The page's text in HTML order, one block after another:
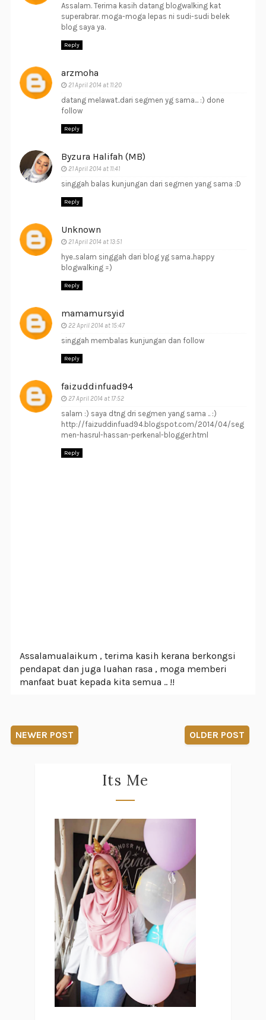
Assalam. Terima kasih datang blogwalking kat
superabrar. moga-moga lepas ni sudi-sudi belek
blog saya ya.
Reply
arzmoha
21 April 2014 at 11:20
datang melawat..dari segmen yg sama... :) done
follow
Reply
Byzura Halifah (MB)
21 April 2014 at 11:41
singgah balas kunjungan dari segmen yang sama :D
Reply
Unknown
21 April 2014 at 13:51
hye..salam singgah dari blog yg sama..happy
blogwalking =)
Reply
mamamursyid
22 April 2014 at 15:47
singgah membalas kunjungan dan follow
Reply
faizuddinfuad94
27 April 2014 at 17:52
salam :) saya dtng dri segmen yang sama .. :)
http://faizuddinfuad94.blogspot.com/2014/04/seg
men-hasrul-hassan-perkenal-blogger.html
Reply
Assalamualaikum , terima kasih kerana berkongsi
pendapat dan juga luahan rasa , moga memberi
manfaat buat kepada kita semua .. !!
NEWER POST OLDER POST
Its Me